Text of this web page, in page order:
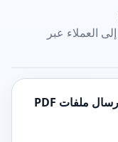
أسئلة شائعة لمن يريد إرسال ملفات PDF إلى العملاء عبر
هل يمكن استخدام SendUp من أجل إرسال ملفات PDF